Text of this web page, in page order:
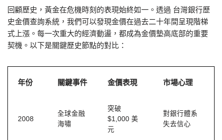
回顧歷史，黃金在危機時刻的表現始終如一。透過 台灣銀行歷
史金價查詢系統，我們可以發現金價在過去二十年間呈現階梯
式上漲。每一次重大的經濟動盪，都成為金價墊高底部的重要
契機。以下是關鍵歷史節點的對比：
年份 關鍵事件 金價表現 市場心理
2008
全球金融
海嘯
突破
$1,000 美
元
對銀行體系
失去信心